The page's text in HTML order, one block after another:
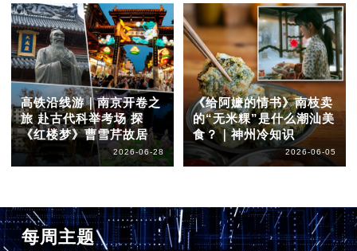
高铁沿线游｜南京开卷之
旅 赴古代科举考场 探
《红楼梦》曹雪芹故居
2026-06-28
《给阿嬷的情书》南枝卖
的“无米粿”是什么潮汕美
食？｜神州冷知识
2026-06-05
每周主题